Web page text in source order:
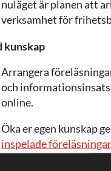
nuläget är planen att
verksamhet för
kunskap
Arrangera
och
online.
Öka er egen kunskap
inspelade föreläsningar